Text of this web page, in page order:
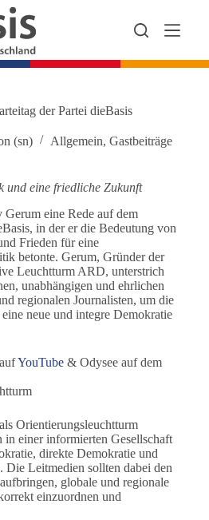
der Partei dieBasis
(sn) Allgemein, Gastbeiträge
und eine friedliche Zukunft
eine Rede auf dem
in der er die Bedeutung von
Frieden für eine
betonte. Gerum, Gründer der
Leuchtturm ARD, unterstrich
unabhängigen und ehrlichen
regionalen Journalisten, um die
neue und integre Demokratie
YouTube & Odysee auf dem
Orientierungsleuchtturm
einer informierten Gesellschaft
direkte Demokratie und
Die Leitmedien sollten dabei den
globale und regionale
einzuordnen und